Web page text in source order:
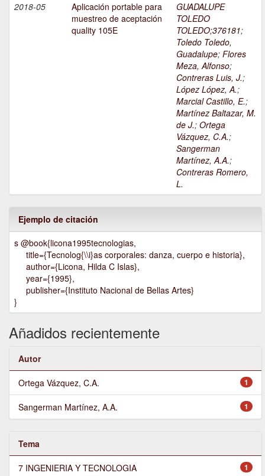
2018-05
Aplicación portable para
muestreo de aceptación
quality 105E
GUADALUPE
TOLEDO
TOLEDO;376181;
Toledo Toledo,
Guadalupe; Flores
Meza, Alfonso;
Contreras Luis, J.;
López López, A.;
Marcial Castillo, E.;
Martínez Baltazar, M.
de J.; Ortega
Vázquez, C.A.;
Sangerman
Martínez, A.A.;
Contreras Romero,
L.
Ejemplo de citación
s @book{licona1995tecnologias,
title={Tecnolog{\\i}as corporales: danza, cuerpo e historia},
author={Licona, Hilda C Islas},
year={1995},
publisher={Instituto Nacional de Bellas Artes}
}
Añadidos recientemente
Autor
1
Ortega Vázquez, C.A.
1
Sangerman Martínez, A.A.
Tema
1
7 INGENIERIA Y TECNOLOGIA